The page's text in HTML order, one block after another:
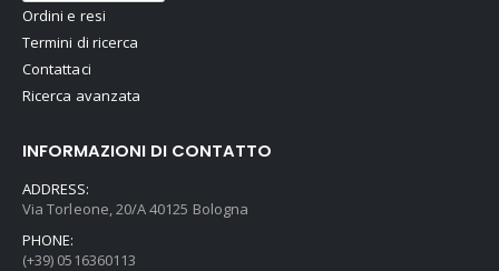
Ordini e resi
Termini di ricerca
Contattaci
Ricerca avanzata
INFORMAZIONI DI CONTATTO
ADDRESS:
Via Torleone, 20/A 40125 Bologna
PHONE:
(+39) 0516360113